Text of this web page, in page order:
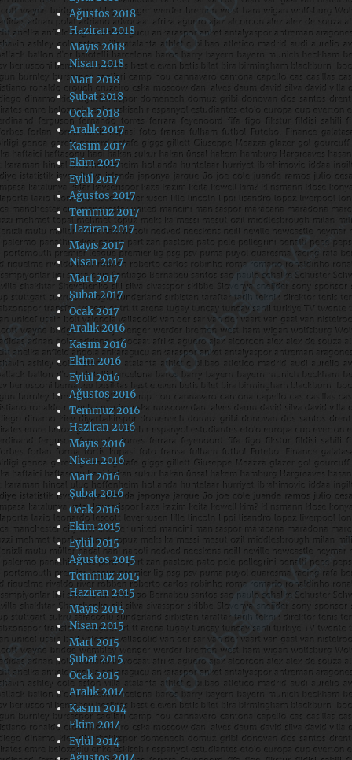
Ağustos 2018
Haziran 2018
Mayıs 2018
Nisan 2018
Mart 2018
Şubat 2018
Ocak 2018
Aralık 2017
Kasım 2017
Ekim 2017
Eylül 2017
Ağustos 2017
Temmuz 2017
Haziran 2017
Mayıs 2017
Nisan 2017
Mart 2017
Şubat 2017
Ocak 2017
Aralık 2016
Kasım 2016
Ekim 2016
Eylül 2016
Ağustos 2016
Temmuz 2016
Haziran 2016
Mayıs 2016
Nisan 2016
Mart 2016
Şubat 2016
Ocak 2016
Ekim 2015
Eylül 2015
Ağustos 2015
Temmuz 2015
Haziran 2015
Mayıs 2015
Nisan 2015
Mart 2015
Şubat 2015
Ocak 2015
Aralık 2014
Kasım 2014
Ekim 2014
Eylül 2014